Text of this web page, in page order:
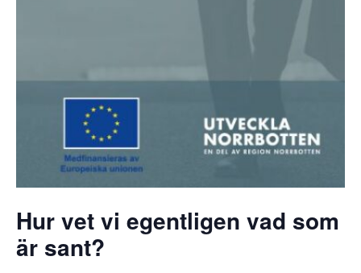
Hur vet vi egentligen vad som
är sant?